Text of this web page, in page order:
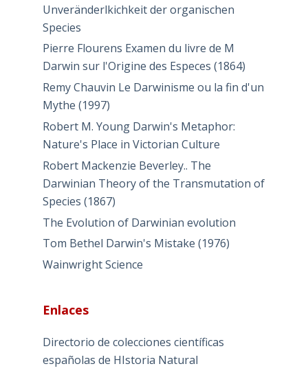
Unveränderlkichkeit der organischen
Species
Pierre Flourens Examen du livre de M
Darwin sur l'Origine des Especes (1864)
Remy Chauvin Le Darwinisme ou la fin d'un
Mythe (1997)
Robert M. Young Darwin's Metaphor:
Nature's Place in Victorian Culture
Robert Mackenzie Beverley.. The
Darwinian Theory of the Transmutation of
Species (1867)
The Evolution of Darwinian evolution
Tom Bethel Darwin's Mistake (1976)
Wainwright Science
Enlaces
Directorio de colecciones científicas
españolas de HIstoria Natural